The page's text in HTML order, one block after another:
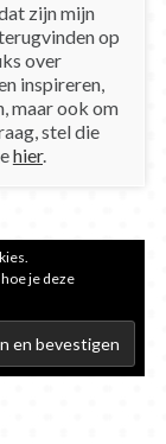
zijn mijn
op
over
inspireren,
maar ook om
stel die
hier.
je deze